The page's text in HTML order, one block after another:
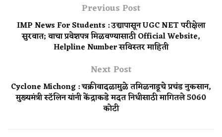
Previous Post
IMP News For Students : उद्यापासून UGC NET परीक्षेला
सुरवात; वाचा प्रवेशपत्र मिळवण्यासाठी Official Website,
Helpline Number सविस्तर माहिती
Next Post
Cyclone Michong : चक्रीवादळामुळे तमिळनाडूचे प्रचंड नुकसान,
मुख्यमंत्री स्टॅलिन यांनी केंद्राकडे मदत निधीसाठी मागितले 5060
कोटी